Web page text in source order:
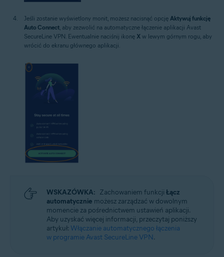
Jeśli zostanie wyświetlony monit, możesz nacisnąć opcję Aktywuj funkcję
Auto Connect, aby zezwolić na automatyczne łączenie aplikacji Avast
SecureLine VPN. Ewentualnie naciśnij ikonę X w lewym górnym rogu, aby
wrócić do ekranu głównego aplikacji.
WSKAZÓWKA: Zachowaniem funkcji Łącz
automatycznie możesz zarządzać w dowolnym
momencie za pośrednictwem ustawień aplikacji.
Aby uzyskać więcej informacji, przeczytaj poniższy
artykuł: Włączanie automatycznego łączenia
w programie Avast SecureLine VPN.